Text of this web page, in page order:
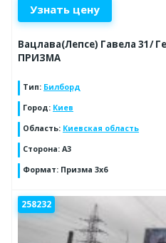
Узнать цену
Вацлава(Лепсе) Гавела 31/
ПРИЗМА
Тип: Билборд
Город: Киев
Область: Киевская область
Сторона: А3
Формат: Призма 3х6
258232